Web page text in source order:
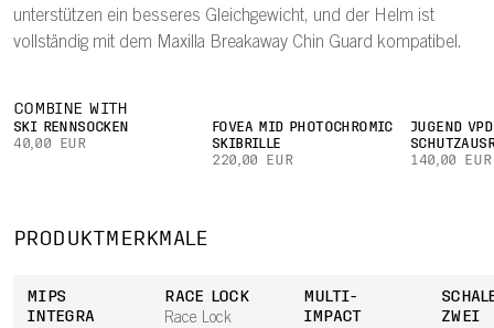
unterstützen ein besseres Gleichgewicht, und der Helm ist
vollständig mit dem Maxilla Breakaway Chin Guard kompatibel.
COMBINE WITH
SKI RENNSOCKEN
40,00 EUR
FOVEA MID PHOTOCHROMIC
SKIBRILLE
220,00 EUR
JUGEND
140,00 EUR
PRODUKTMERKMALE
MIPS
INTEGRA
RACE LOCK
Race Lock
MULTI-
IMPACT
ZWEI